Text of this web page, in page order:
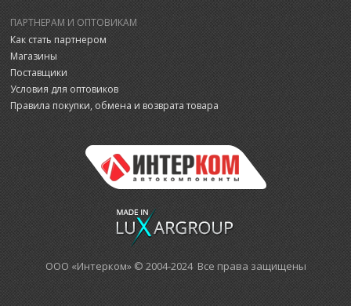
ПАРТНЕРАМ И ОПТОВИКАМ
Как стать партнером
Магазины
Поставщики
Условия для оптовиков
Правила покупки, обмена и возврата товара
ООО «Интерком» © 2004-2024 Все права защищены